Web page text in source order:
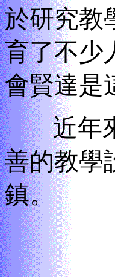
於研究教
育了不少
會賢達是
近年來
善的教學
鎮。